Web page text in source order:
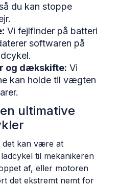
du kan stoppe
Vi fejlfinder på batteri
softwaren på
og dækskifte: Vi
kan holde til vægten
ultimative
kan være at
til mekanikeren
af, eller motoren
det ekstremt nemt for